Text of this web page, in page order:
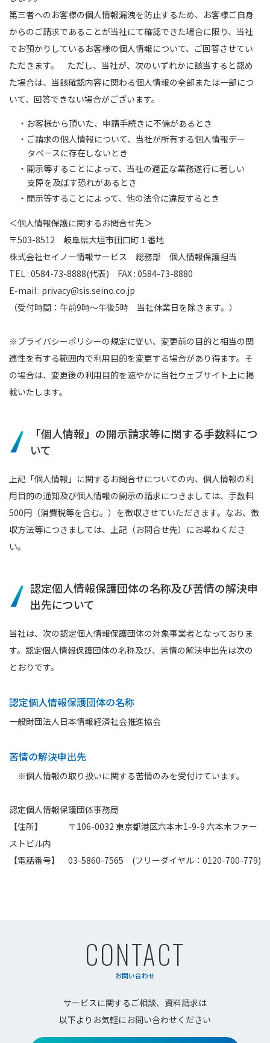
第三者へのお客様の個人情報漏洩を防止するため、お客様ご自身
からのご請求であることが当社にて確認できた場合に限り、当社
でお預かりしているお客様の個人情報について、ご回答させてい
ただきます。 ただし、当社が、次のいずれかに該当すると認め
た場合は、当該確認内容に関わる個人情報の全部または一部につ
いて、回答できない場合がございます。
・お客様から頂いた、申請手続きに不備があるとき
・ご請求の個人情報について、当社が所有する個人情報デー
タベースに存在しないとき
・開示等することによって、当社の適正な業務遂行に著しい
支障を及ぼす恐れがあるとき
・開示等することによって、他の法令に違反するとき
＜個人情報保護に関するお問合せ先＞
〒503-8512 岐阜県大垣市田口町１番地
株式会社セイノー情報サービス 総務部 個人情報保護担当
TEL : 0584-73-8888(代表) FAX : 0584-73-8880
E-mail : privacy@sis.seino.co.jp
（受付時間：午前9時～午後5時 当社休業日を除きます。）
※プライバシーポリシーの規定に従い、変更前の目的と相当の関
連性を有する範囲内で利用目的を変更する場合があり得ます。そ
の場合は、変更後の利用目的を速やかに当社ウェブサイト上に掲
載いたします。
「個人情報」の開示請求等に関する手数料につ
いて
上記「個人情報」に関するお問合せについての内、個人情報の利
用目的の通知及び個人情報の開示の請求につきましては、手数料
500円（消費税等を含む。）を徴収させていただきます。なお、徴
収方法等につきましては、上記（お問合せ先）にお尋ねくださ
い。
認定個人情報保護団体の名称及び苦情の解決申
出先について
当社は、次の認定個人情報保護団体の対象事業者となっておりま
す。認定個人情報保護団体の名称及び、苦情の解決申出先は次の
とおりです。
認定個人情報保護団体の名称
一般財団法人日本情報経済社会推進協会
苦情の解決申出先
※個人情報の取り扱いに関する苦情のみを受付けています。
認定個人情報保護団体事務局
【住所】 〒106-0032 東京都港区六本木1-9-9 六本木ファー
ストビル内
【電話番号】 03-5860-7565 (フリーダイヤル：0120-700-779)
CONTACT
お問い合わせ
サービスに関するご相談、資料請求は
以下よりお気軽にお問い合わせください